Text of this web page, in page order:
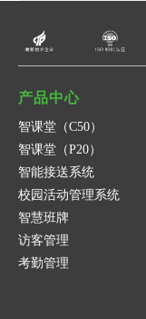
产品中心
智课堂（C50）
智课堂（P20）
智能接送系统
校园活动管理系统
智慧班牌
访客管理
考勤管理